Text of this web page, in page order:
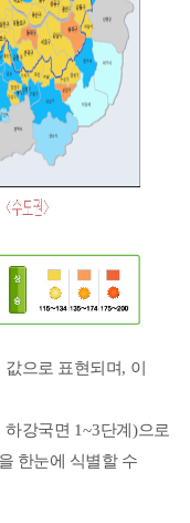
값으로 표현되며, 이
하강국면 1~3단계 )으로
한눈에 식별할 수